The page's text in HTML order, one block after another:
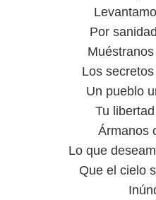
Por
Los
Un pueblo
Tu
Ármanos
Lo que
Que el cielo